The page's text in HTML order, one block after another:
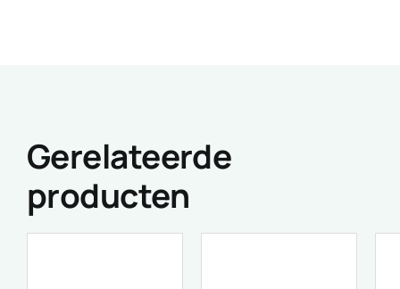
Gerelateerde
producten